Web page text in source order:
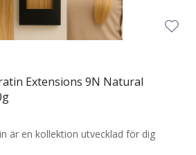
Extensions 9N Natural
är en kollektion utvecklad för dig